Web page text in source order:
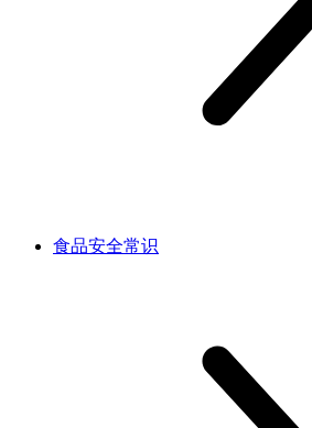
食品安全常识